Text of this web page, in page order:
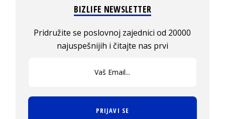
BIZLIFE NEWSLETTER
Pridružite se poslovnoj zajednici od 20000
najuspešnijih i čitajte nas prvi
PRIJAVI SE